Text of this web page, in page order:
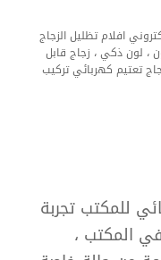
للمكتب تجربة
المكتب ،